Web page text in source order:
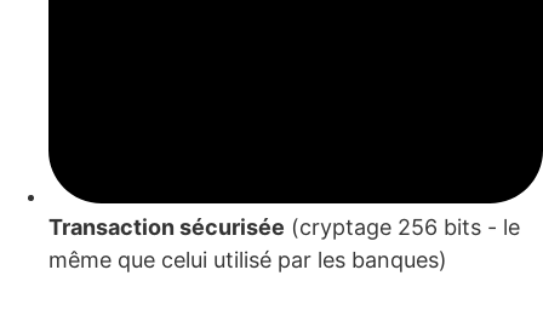
Transaction sécurisée (cryptage 256 bits - le
même que celui utilisé par les banques)